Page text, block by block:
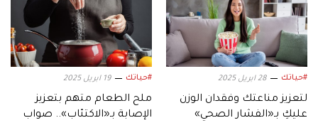
#حياتك 28 ابريل 2025
لتعزيز مناعتك وفقدان الوزن
عليكِ بـ«الفشار الصحي»
#حياتك 19 ابريل 2025
ملح الطعام متهم بتعزيز
الإصابة بـ«الاكتئاب».. صواب